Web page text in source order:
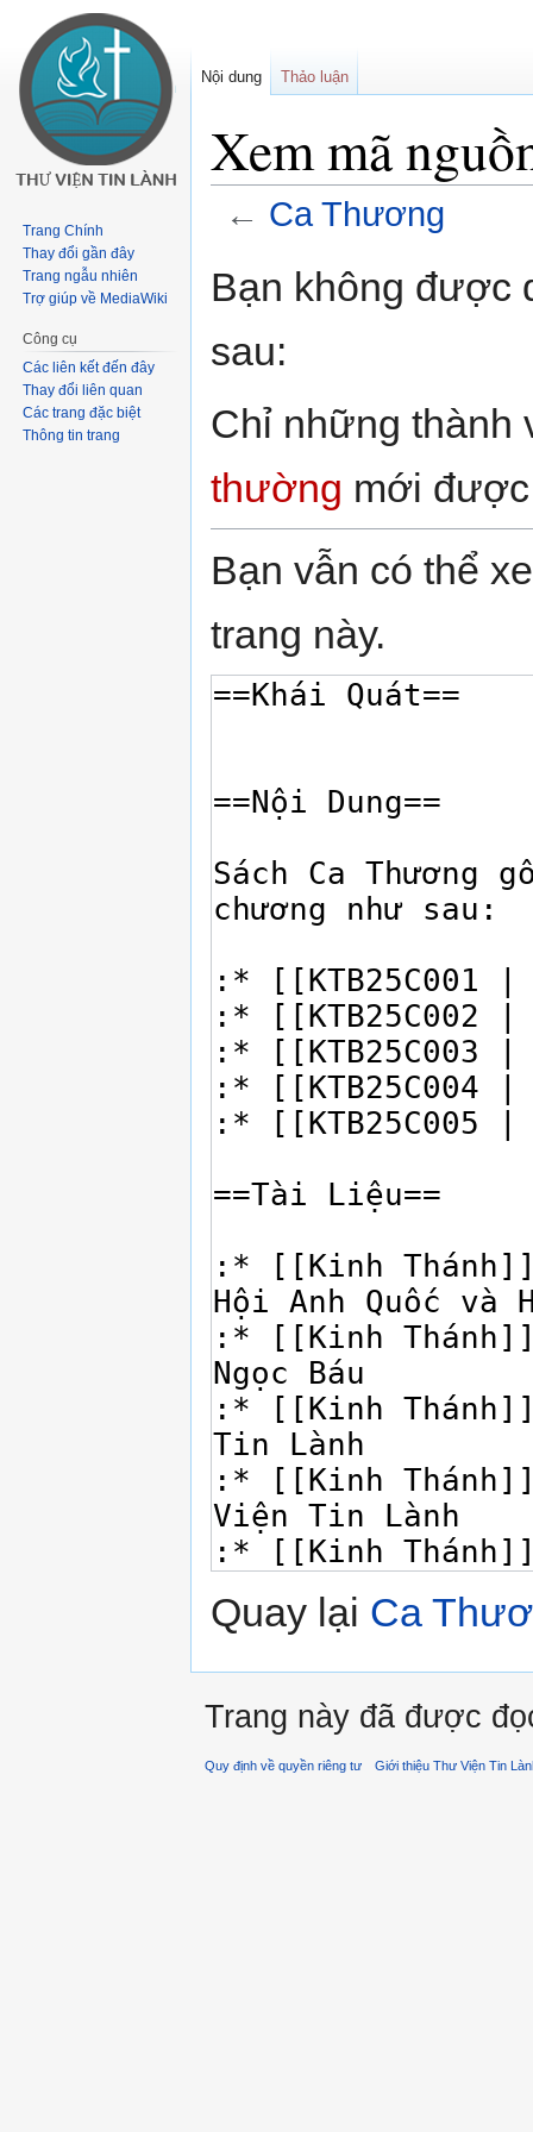
Xem mã
← Ca Thương
tưới
hướng
tới
kiếm
Bạn không được
sau:
Chỉ những thành
thường mới
Bạn vẫn có thể
trang này.
Quay lại Ca
Nội dung Thảo luận
Trang Chính
Thay đổi gần đây
Trang ngẫu nhiên
Trợ giúp về MediaWiki
Công cụ
Các liên kết đến đây
Thay đổi liên quan
Các trang đặc biệt
Thông tin trang
Trang này đã được
Quy định về quyền riêng tư Giới thiệu Thư Viện Tin